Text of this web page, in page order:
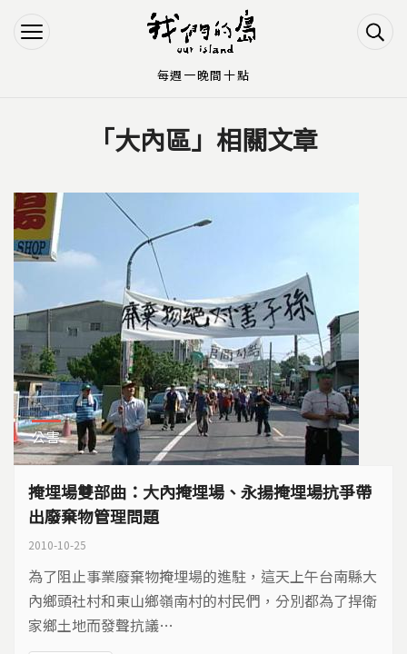
Jump to Navigation
Jump to Main content
「大內區」相關文章
公害
掩埋場雙部曲：大內掩埋場、永揚掩埋場抗爭帶
出廢棄物管理問題
2010-10-25
為了阻止事業廢棄物掩埋場的進駐，這天上午台南縣大
內鄉頭社村和東山鄉嶺南村的村民們，分別都為了捍衛
家鄉土地而發聲抗議…
每週一晚間十點